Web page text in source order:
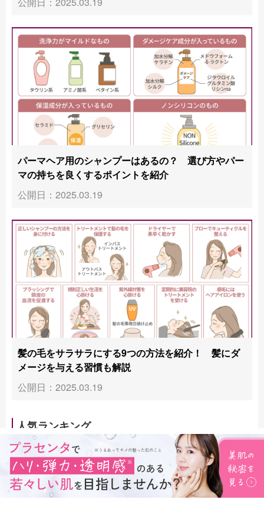
パーマヘア用のシャンプーはあるの？ 選び方やパー
マの持ちを良くするポイントを紹介
公開日：2025.03.19
髪の毛をサラサラにする9つの方法を紹介！ 髪にダ
メージを与える習慣も解説
公開日：2025.03.19
人気ランキング
髪の毛のパサパサを治す8つの方法を紹
介！ 髪がパサつく原因も解説